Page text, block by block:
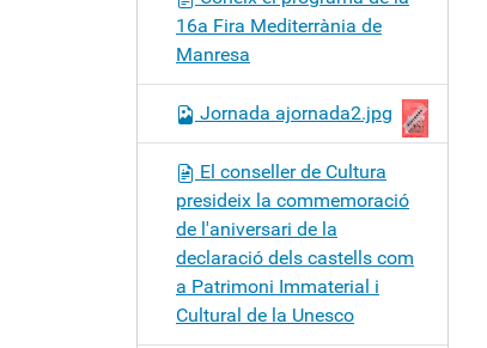
16a Fira Mediterrània de
Manresa
Jornada ajornada2.jpg
El conseller de Cultura
presideix la commemoració
de l'aniversari de la
declaració dels castells com
a Patrimoni Immaterial i
Cultural de la Unesco